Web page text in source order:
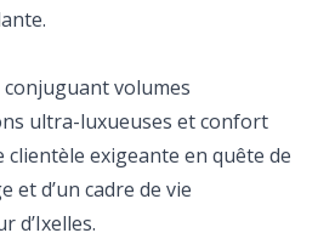
volumes
ultra-luxueuses et confort
clientèle exigeante en quête de
et d’un cadre de vie
d’Ixelles.